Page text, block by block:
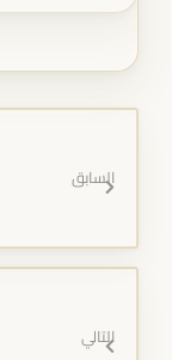
السابق
التالي